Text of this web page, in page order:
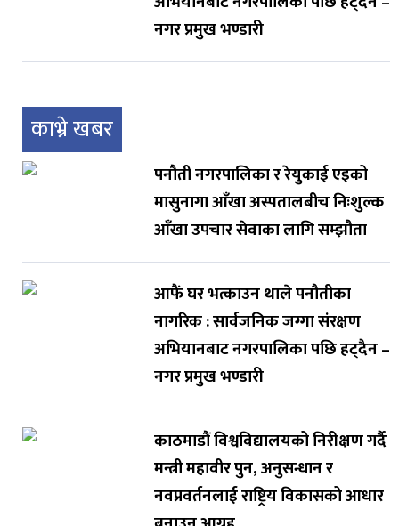
नगर प्रमुख भण्डारी
काभ्रे खबर
पनौती नगरपालिका र रेयुकाई एइको
मासुनागा आँखा अस्पतालबीच निःशुल्क
आँखा उपचार सेवाका लागि सम्झौता
आफैं घर भत्काउन थाले पनौतीका
नागरिक : सार्वजनिक जग्गा संरक्षण
अभियानबाट नगरपालिका पछि हट्दैन –
नगर प्रमुख भण्डारी
काठमाडौं विश्वविद्यालयको निरीक्षण गर्दै
मन्त्री महावीर पुन, अनुसन्धान र
नवप्रवर्तनलाई राष्ट्रिय विकासको आधार